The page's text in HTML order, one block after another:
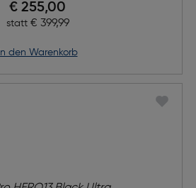
Preis nach Rabatts
€ 255,00
statt Ursprünglicher Preis
€ 399,99
in den Warenkorb